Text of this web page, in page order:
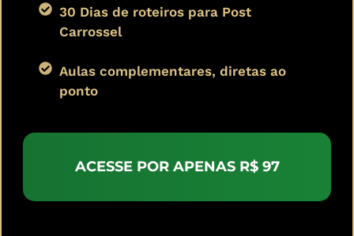
30 Dias de roteiros para Post
Carrossel
Aulas complementares, diretas ao
ponto
ACESSE POR APENAS R$ 97